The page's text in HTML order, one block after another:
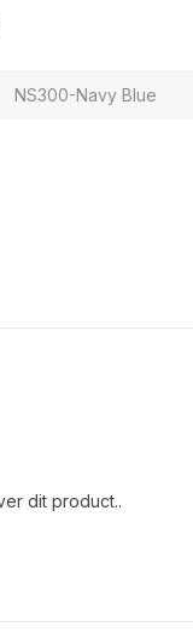
NS300-Navy Blue
dit product..